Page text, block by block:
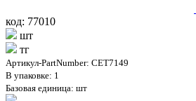
код: 77010
шт
тг
Артикул-PartNumber: CET7149
В упаковке: 1
Базовая единица: шт